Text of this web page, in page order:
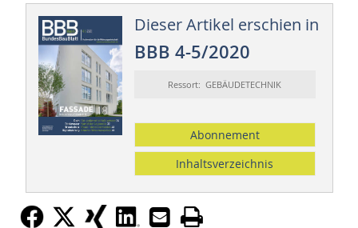
Dieser Artikel erschien in
BBB 4-5/2020
Ressort: GEBÄUDETECHNIK
Abonnement
Inhaltsverzeichnis